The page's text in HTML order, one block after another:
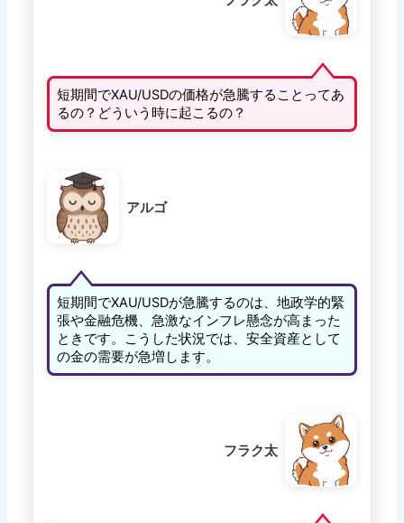
短期間でXAU/USDの価格が急騰することってあ
るの？どういう時に起こるの？
アルゴ
短期間でXAU/USDが急騰するのは、地政学的緊
張や金融危機、急激なインフレ懸念が高まった
ときです。こうした状況では、安全資産として
の金の需要が急増します。
フラク太